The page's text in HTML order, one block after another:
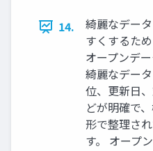
14.
綺麗なデー
すくするた
オープンデ
綺麗なデー
位、更新日
どが明確で
形で整理さ
す。 オープ